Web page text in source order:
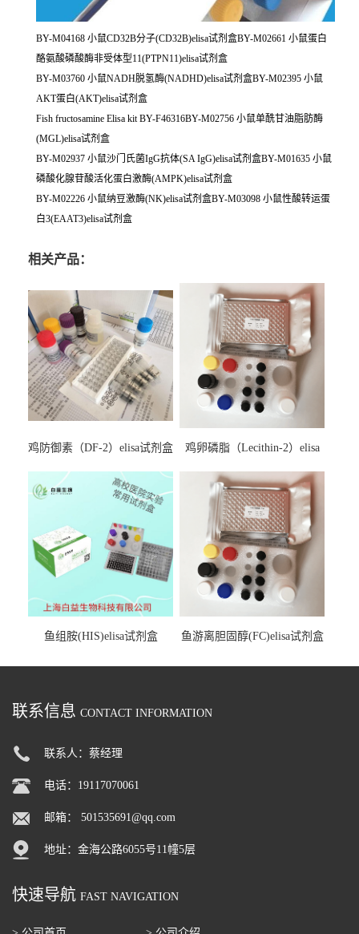
BY-M04168 小鼠CD32B分子(CD32B)elisa试剂盒BY-M02661 小鼠蛋白
酪氨酸磷酸酶非受体型11(PTPN11)elisa试剂盒
BY-M03760 小鼠NADH脱氢酶(NADHD)elisa试剂盒BY-M02395 小鼠
AKT蛋白(AKT)elisa试剂盒
Fish fructosamine Elisa kit BY-F46316BY-M02756 小鼠单酰甘油脂肪酶
(MGL)elisa试剂盒
BY-M02937 小鼠沙门氏菌IgG抗体(SA IgG)elisa试剂盒BY-M01635 小鼠
磷酸化腺苷酸活化蛋白激酶(AMPK)elisa试剂盒
BY-M02226 小鼠纳豆激酶(NK)elisa试剂盒BY-M03098 小鼠性酸转运蛋
白3(EAAT3)elisa试剂盒
相关产品：
鸡防御素（DF-2）elisa试剂盒
鸡卵磷脂（Lecithin-2）elisa
鱼组胺(HIS)elisa试剂盒 鱼游离胆固醇(FC)elisa试剂盒
联系信息 CONTACT INFORMATION
联系人：蔡经理
电话：19117070061
邮箱： 501535691@qq.com
地址：金海公路6055号11幢5层
快速导航 FAST NAVIGATION